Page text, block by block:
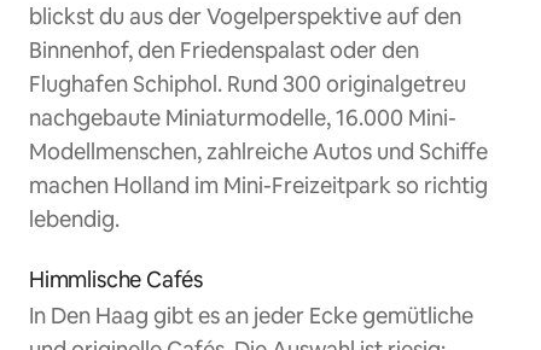
blickst du aus der Vogelperspektive auf den
Binnenhof, den Friedenspalast oder den
Flughafen Schiphol. Rund 300 originalgetreu
nachgebaute Miniaturmodelle, 16.000 Mini-
Modellmenschen, zahlreiche Autos und Schiffe
machen Holland im Mini-Freizeitpark so richtig
lebendig.
Himmlische Cafés
In Den Haag gibt es an jeder Ecke gemütliche